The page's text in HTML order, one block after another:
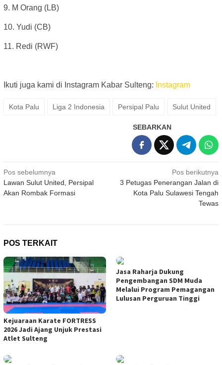
9. M Orang (LB)
10. Yudi (CB)
11. Redi (RWF)
Ikuti juga kami di Instagram Kabar Sulteng: Instagram
Kota Palu Liga 2 Indonesia Persipal Palu Sulut United
SEBARKAN
Navigasi
pos
Pos sebelumnya
Lawan Sulut United, Persipal
Akan Rombak Formasi
Pos berikutnya
3 Petugas Penerangan Jalan di
Kota Palu Sulawesi Tengah
Tewas
POS TERKAIT
Kejuaraan Karate FORTRESS
2026 Jadi Ajang Unjuk Prestasi
Atlet Sulteng
Jasa Raharja Dukung
Pengembangan SDM Muda
Melalui Program Pemagangan
Lulusan Perguruan Tinggi